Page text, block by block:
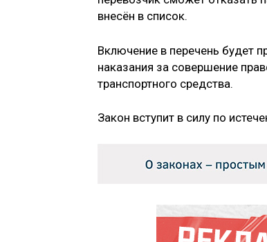
внесён в список.
Включение в перечень будет
наказания за совершение
транспортного средства.
Закон вступит в силу по